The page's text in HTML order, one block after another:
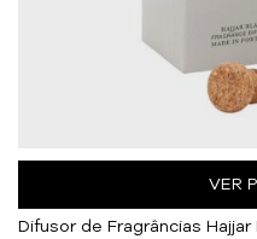
VER
Difusor de Fragrâncias Hajjar